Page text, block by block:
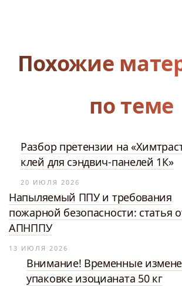
Похожие
по теме
Разбор претензии на
клей для сэндвич-панелей 1К»
20 ИЮЛЯ 2026
Напыляемый ППУ и требования
пожарной безопасности: статья
АПНППУ
13 ИЮЛЯ 2026
Внимание! Временные
упаковке изоцианата 50 кг